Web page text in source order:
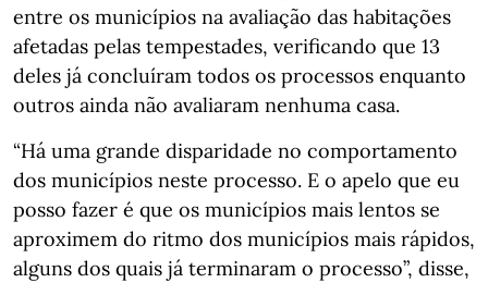
entre os municípios na avaliação das habitações
afetadas pelas tempestades, verificando que 13
deles já concluíram todos os processos enquanto
outros ainda não avaliaram nenhuma casa.
“Há uma grande disparidade no comportamento
dos municípios neste processo. E o apelo que eu
posso fazer é que os municípios mais lentos se
aproximem do ritmo dos municípios mais rápidos,
alguns dos quais já terminaram o processo”, disse,